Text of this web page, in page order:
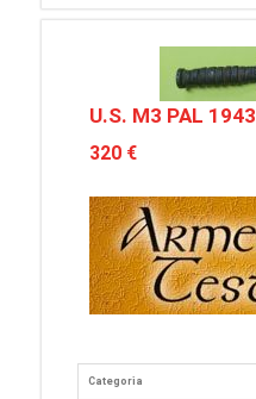
U.S. M3 PAL 1943
320 €
Categoria